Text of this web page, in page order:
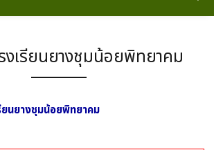
งเรียนยางชุมน้อยพิทยาคม
ยนยางชุมน้อยพิทยาคม